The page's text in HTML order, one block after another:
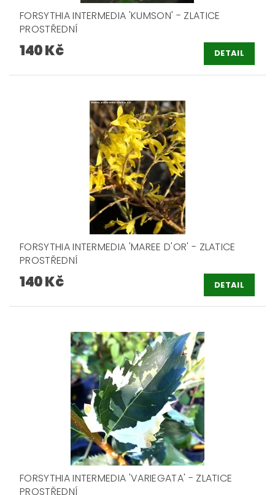
FORSYTHIA INTERMEDIA 'KUMSON' - ZLATICE
PROSTŘEDNÍ
140 Kč DETAIL
FORSYTHIA INTERMEDIA 'MAREE D'OR' - ZLATICE
PROSTŘEDNÍ
140 Kč DETAIL
FORSYTHIA INTERMEDIA 'VARIEGATA' - ZLATICE
PROSTŘEDNÍ